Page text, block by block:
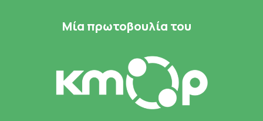
Μία πρωτοβουλία του